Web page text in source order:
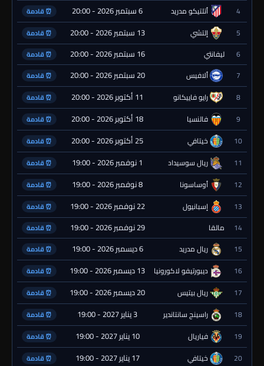
4 أتلتيكو مدريد 6 سبتمبر 2026 - 20:00 ⏰ قادمة
5 إلتشي 13 سبتمبر 2026 - 20:00 ⏰ قادمة
6 ليفانتي 16 سبتمبر 2026 - 20:00 ⏰ قادمة
7 ألافيس 20 سبتمبر 2026 - 20:00 ⏰ قادمة
8 رايو فاييكانو 11 أكتوبر 2026 - 20:00 ⏰ قادمة
9 فالنسيا 18 أكتوبر 2026 - 20:00 ⏰ قادمة
10 خيتافي 25 أكتوبر 2026 - 20:00 ⏰ قادمة
11 ريال سوسيداد 1 نوفمبر 2026 - 19:00 ⏰ قادمة
12 أوساسونا 8 نوفمبر 2026 - 19:00 ⏰ قادمة
13 إسبانيول 22 نوفمبر 2026 - 19:00 ⏰ قادمة
14 مالقا 29 نوفمبر 2026 - 19:00 ⏰ قادمة
15 ريال مدريد 6 ديسمبر 2026 - 19:00 ⏰ قادمة
16 ديبورتيفو لاكورونيا 13 ديسمبر 2026 - 19:00 ⏰ قادمة
17 ريال بيتيس 20 ديسمبر 2026 - 19:00 ⏰ قادمة
18 راسينج سانتاندير 3 يناير 2027 - 19:00 ⏰ قادمة
19 فياريال 10 يناير 2027 - 19:00 ⏰ قادمة
20 خيتافي 17 يناير 2027 - 19:00 ⏰ قادمة